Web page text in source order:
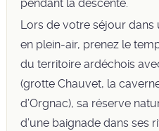
pendant la descente.
Lors de votre séjour
en plein-air, prenez le
du territoire ardéchois
(grotte Chauvet, la
d’Orgnac), sa réserve
d’une baignade dans ses